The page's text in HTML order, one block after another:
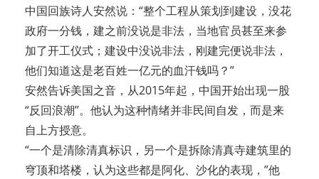
中国回族诗人安然说：“整个工程从策划到建设，没花
政府一分钱，建之前没说是非法，当地官员甚至来参
加了开工仪式；建设中没说非法，刚建完便说非法，
他们知道这是老百姓一亿元的血汗钱吗？”
安然告诉美国之音，从2015年起，中国开始出现一股
“反回浪潮”。他认为这种情绪并非民间自发，而是来
自上方授意。
“一个是清除清真标识，另一个是拆除清真寺建筑里的
穹顶和塔楼，认为这些都是阿化、沙化的表现，”他